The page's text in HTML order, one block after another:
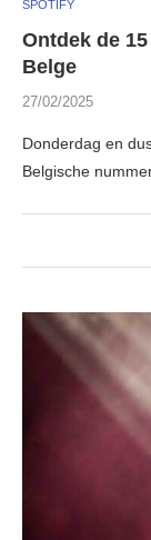
SPOTIFY
Ontdek de
Belge
27/02/2025
Donderdag en
Belgische